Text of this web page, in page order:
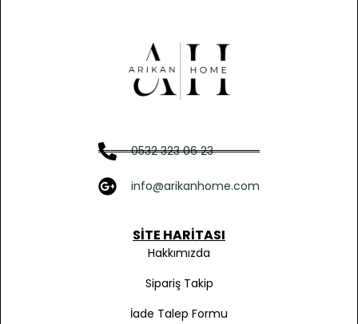
0532 323 06 23
info@arikanhome.com
SITE HARITASI
Hakkımızda
Sipariş Takip
İade Talep Formu